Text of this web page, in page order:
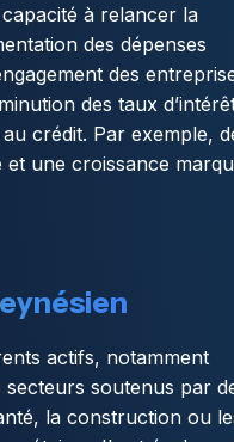
à relancer la
des dépenses
des
des taux
crédit. Par exemple,
une croissance
actifs, notamment
soutenus par
la construction ou